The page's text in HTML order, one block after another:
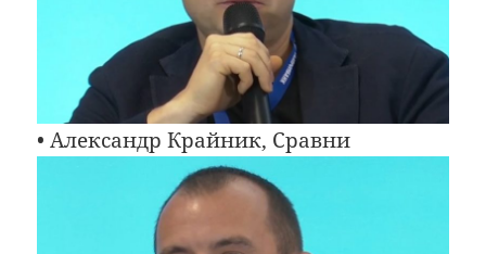
• Александр Крайник, Сравни